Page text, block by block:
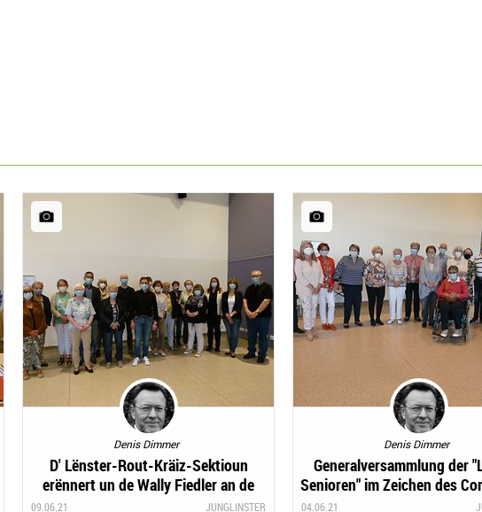
Denis Dimmer
D' Lënster-Rout-Kräiz-Sektioun
erënnert un de Wally Fiedler an de
09.06.21 JUNGLINSTER
Denis Dimmer
Generalversammlung der
Senioren" im Zeichen des
04.06.21